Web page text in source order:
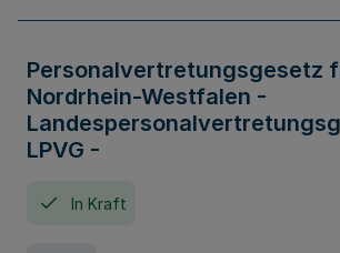
Personalvertretungsgesetz
Nordrhein-Westfalen -
LPVG -
In Kraft